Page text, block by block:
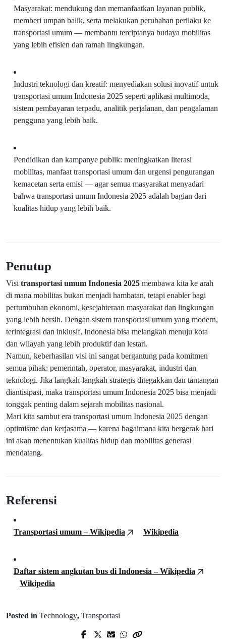
Masyarakat: mendukung dan memanfaatkan layanan publik,
memberi umpan balik, serta melakukan perubahan perilaku ke
transportasi umum — membantu terciptanya budaya mobilitas
yang lebih efisien dan ramah lingkungan.
Industri teknologi dan kreatif: menyediakan solusi inovatif untuk
transportasi umum Indonesia 2025 seperti aplikasi multimoda,
sistem pembayaran terpadu, analitik perjalanan, dan pengalaman
pengguna yang lebih baik.
Pendidikan dan kampanye publik: meningkatkan literasi
mobilitas, manfaat transportasi umum dan urgensi pengurangan
kemacetan serta emisi — agar semua masyarakat menyadari
bahwa transportasi umum Indonesia 2025 adalah bagian dari
kualitas hidup yang lebih baik.
Penutup
Visi transportasi umum Indonesia 2025 membawa kita ke arah
di mana mobilitas bukan menjadi hambatan, tetapi enabler bagi
pertumbuhan ekonomi, kesejahteraan masyarakat dan lingkungan
yang lebih bersih. Dengan sistem transportasi umum yang modern,
terintegrasi dan inklusif, Indonesia bisa melangkah menuju kota
dan wilayah yang lebih produktif dan lestari.
Namun, keberhasilan visi ini sangat bergantung pada komitmen
semua pihak: pemerintah, operator, masyarakat, industri dan
teknologi. Jika langkah-langkah strategis ditegakkan dan tantangan
diantisipasi, maka transportasi umum Indonesia 2025 bisa menjadi
tonggak penting dalam sejarah mobilitas nasional.
Mari kita sambut era transportasi umum Indonesia 2025 dengan
optimisme dan kerjasama — karena bagaimana kita bergerak hari
ini akan menentukan kualitas hidup dan mobilitas generasi
mendatang.
Referensi
Transportasi umum – Wikipedia Wikipedia
Daftar sistem angkutan bus di Indonesia – Wikipedia
Wikipedia
Posted in Technology, Transportasi
Prev Post
Next Post